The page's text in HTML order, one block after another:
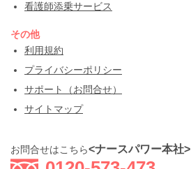
看護師添乗サービス
その他
利用規約
プライバシーポリシー
サポート（お問合せ）
サイトマップ
お問合せはこちら<ナースパワー本社>